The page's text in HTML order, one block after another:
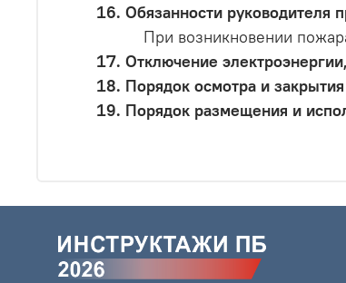
Обязанности руководителя
При возникновении
Отключение
Порядок осмотра и
Порядок размещения и